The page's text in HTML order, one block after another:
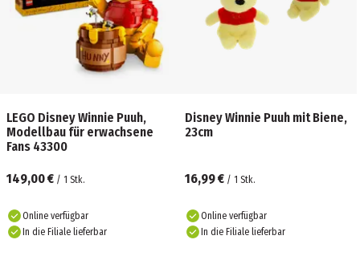
LEGO Disney Winnie Puuh,
Modellbau für erwachsene
Fans 43300
149,00 € / 1 Stk.
Online verfügbar
In die Filiale lieferbar
Disney Winnie Puuh mit Biene,
23cm
16,99 € / 1 Stk.
Online verfügbar
In die Filiale lieferbar